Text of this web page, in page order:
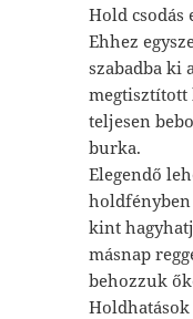
Hold csodás
Ehhez
szabadba ki
megtisztított
teljesen
burka.
Elegendő
holdfényben
kint
másnap
behozzuk